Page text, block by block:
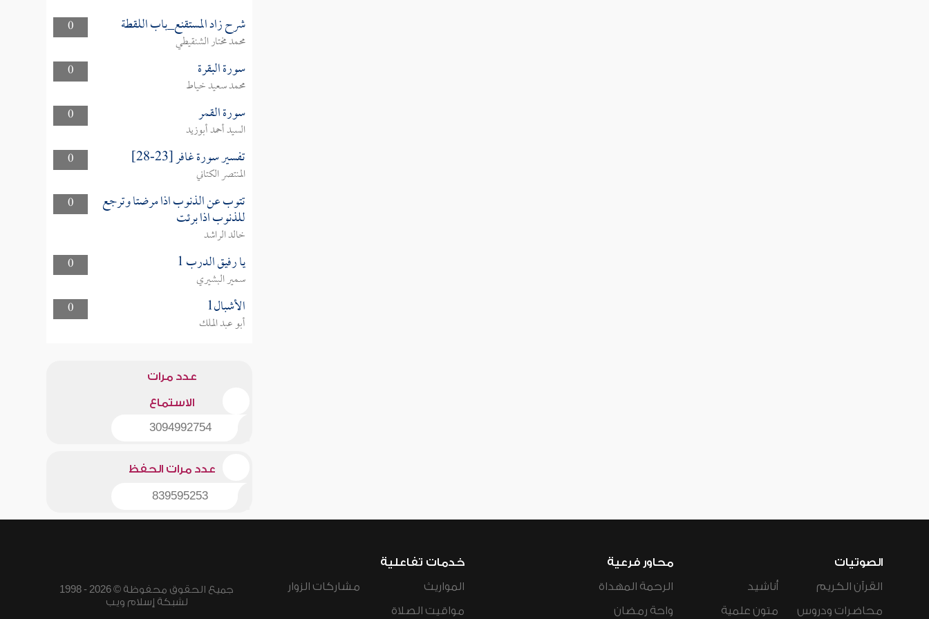
0 شرح زاد المستقنع_باب اللقطة
محمد مختار الشنقيطي
0
سورة البقرة
محمد سعيد خياط
0
سورة القمر
السيد أحمد أبوزيد
0
تفسير سورة غافر [23-28]
المنتصر الكتاني
0
تتوب عن الذنوب اذا مرضتا وترجع
للذنوب اذا برئت
خالد الراشد
0
يا رفيق الدرب 1
سمير البشيري
0
الأشبال1
أبو عبد الملك
عدد مرات
الاستماع
3094992754
عدد مرات الحفظ
839595253
الصوتيات
القرآن الكريم
محاضرات ودروس
أناشيد
متون علمية
محاور فرعية
الرحمة المهداة
واحة رمضان
خدمات تفاعلية
المواريث
مواقيت الصلاة
مشاركات الزوار
جميع الحقوق محفوظة © 2026 - 1998
لشبكة إسلام ويب